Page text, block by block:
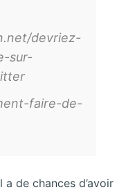
devriez-
sur-
faire-de-
a de chances d’avoir